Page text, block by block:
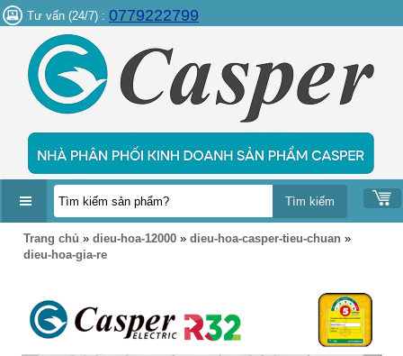
Tư vấn (24/7) : 0779222799
DANH
MỤC
Trang chủ » dieu-hoa-12000 » dieu-hoa-casper-tieu-chuan »
dieu-hoa-gia-re